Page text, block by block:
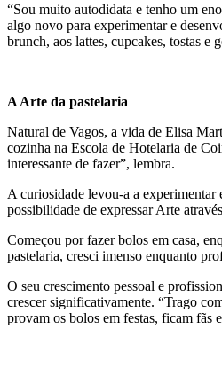
“Sou muito autodidata e tenho um
algo novo para experimentar e
brunch, aos lattes, cupcakes, tostas e
A Arte da pastelaria
Natural de Vagos, a vida de Elisa
cozinha na Escola de Hotelaria de
interessante de fazer”, lembra.
A curiosidade levou-a a experimentar
possibilidade de expressar Arte
Começou por fazer bolos em casa,
pastelaria, cresci imenso enquanto
O seu crescimento pessoal e
crescer significativamente. “Trago
provam os bolos em festas, ficam fãs